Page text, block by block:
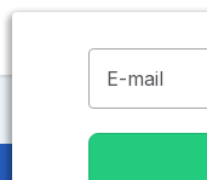
Maisons de
E-mail